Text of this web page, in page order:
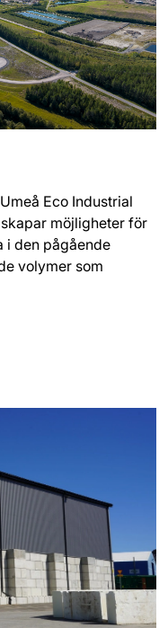
Eco Industrial
möjligheter för
i den pågående
volymer som